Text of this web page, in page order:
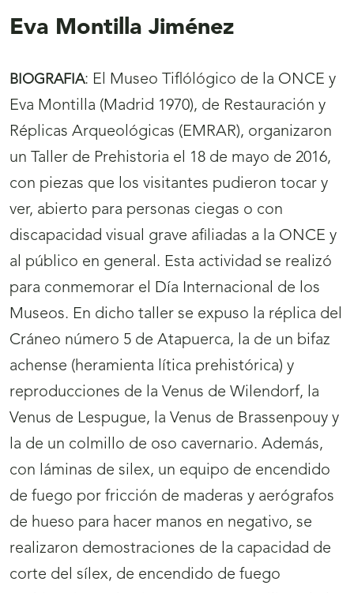
Eva Montilla Jiménez
BIOGRAFIA: El Museo Tiflólógico de la ONCE y
Eva Montilla (Madrid 1970), de Restauración y
Réplicas Arqueológicas (EMRAR), organizaron
un Taller de Prehistoria el 18 de mayo de 2016,
con piezas que los visitantes pudieron tocar y
ver, abierto para personas ciegas o con
discapacidad visual grave afiliadas a la ONCE y
al público en general. Esta actividad se realizó
para conmemorar el Día Internacional de los
Museos. En dicho taller se expuso la réplica del
Cráneo número 5 de Atapuerca, la de un bifaz
achense (heramienta lítica prehistórica) y
reproducciones de la Venus de Wilendorf, la
Venus de Lespugue, la Venus de Brassenpouy y
la de un colmillo de oso cavernario. Además,
con láminas de silex, un equipo de encendido
de fuego por fricción de maderas y aerógrafos
de hueso para hacer manos en negativo, se
realizaron demostraciones de la capacidad de
corte del sílex, de encendido de fuego